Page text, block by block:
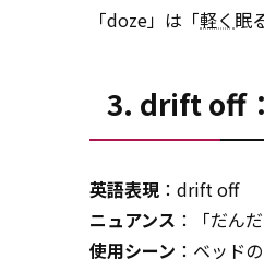
「doze」は「軽く 眠
3. drift off
英語表現 ：drift off
ニュアンス ：「だん
使用シーン ：ベッド